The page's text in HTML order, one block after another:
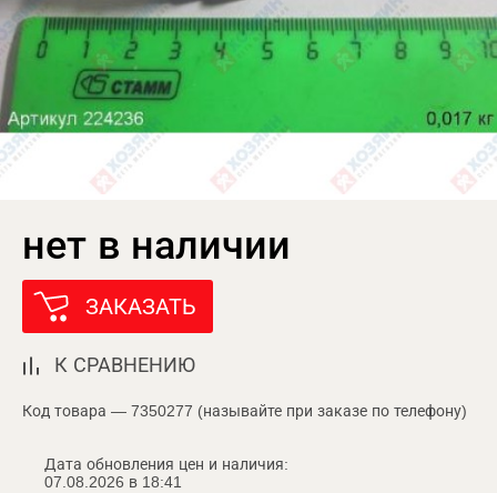
нет в наличии
ЗАКАЗАТЬ
К СРАВНЕНИЮ
Код товара — 7350277 (называйте при заказе по телефону)
Дата обновления цен и наличия:
07.08.2026 в 18:41